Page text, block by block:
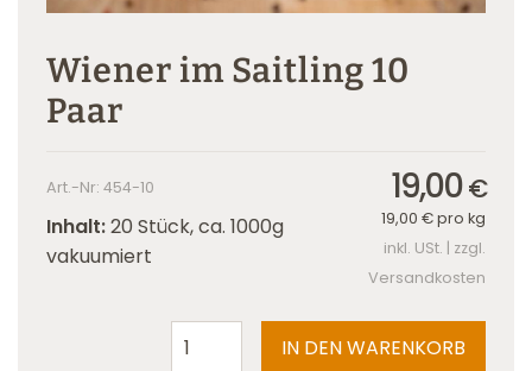
Wiener im Saitling 10
Paar
Art.-Nr: 454-10
Inhalt:20 Stück, ca. 1000g
vakuumiert
19,00€
19,00 €pro kg
inkl. USt. | zzgl.
Versandkosten